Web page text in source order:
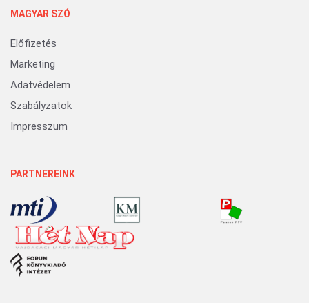
MAGYAR SZÓ
Előfizetés
Marketing
Adatvédelem
Szabályzatok
Impresszum
PARTNEREINK